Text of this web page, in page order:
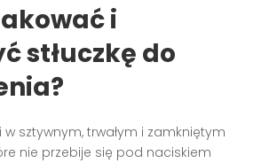
i
stłuczkę do
w sztywnym, trwałym i zamkniętym
nie przebije się pod naciskiem